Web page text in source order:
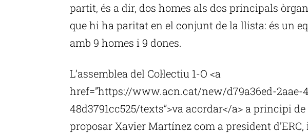
partit, és a dir, dos homes als dos principals
que hi ha paritat en el conjunt de la llista: és un
amb 9 homes i 9 dones.
L’assemblea del Col·lectiu 1-O <a
href=”https://www.acn.cat/new/d79a36ed-2aae-
48d3791cc525/texts”>va acordar</a> a principi
proposar Xavier Martínez com a president